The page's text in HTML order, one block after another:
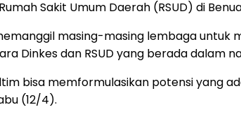
Sakit Umum Daerah (RSUD) di
masing-masing lembaga untuk
Dinkes dan RSUD yang berada dalam
bisa memformulasikan potensi yang
(12/4).